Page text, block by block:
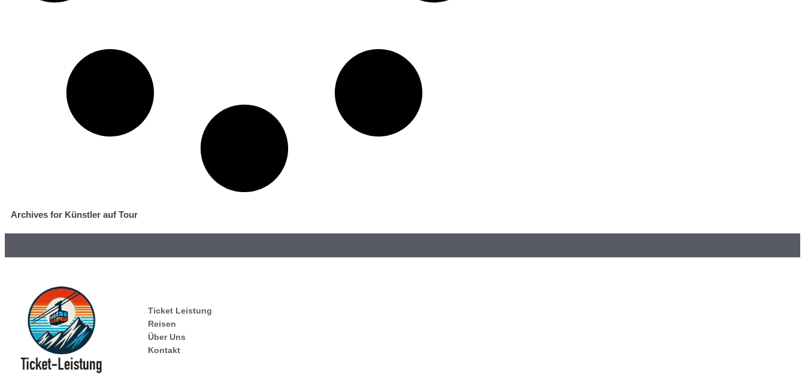
Archives for Künstler auf Tour
Ticket Leistung
Reisen
Über Uns
Kontakt